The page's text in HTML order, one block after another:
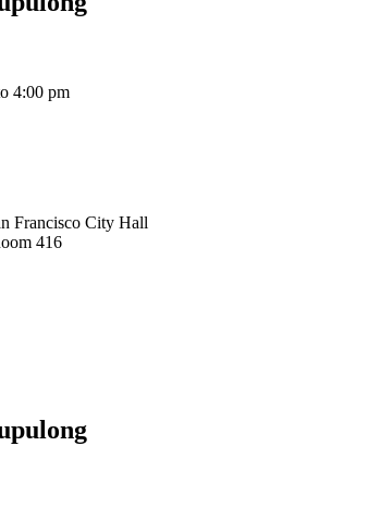
4:00 pm
Francisco City Hall
416